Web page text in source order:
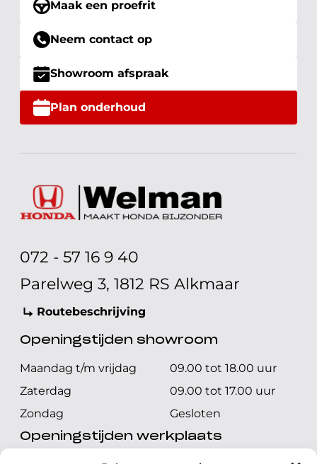
Maak een proefrit
Neem contact op
Showroom afspraak
Plan onderhoud
072 - 57 16 9 40
Parelweg 3, 1812 RS Alkmaar
Routebeschrijving
Openingstijden showroom
Maandag t/m vrijdag
09.00 tot 18.00 uur
Zaterdag
09.00 tot 17.00 uur
Zondag
Gesloten
Openingstijden werkplaats